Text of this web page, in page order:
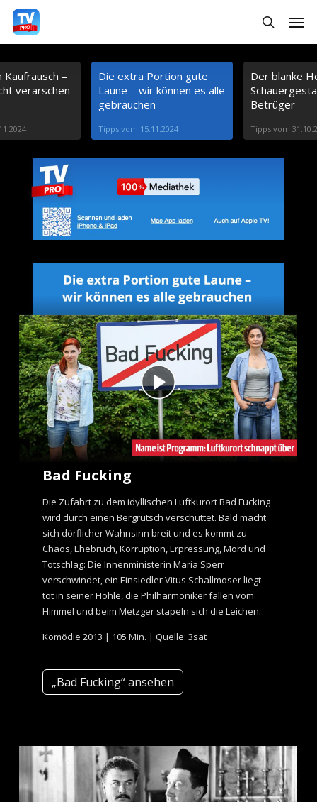
i
p
o
search
Menu
Kaufrausch –
verarschen
Die extra Portion gute
Laune – wir können es alle
gebrauchen
Tipps vom 15.11.2024
Der blanke
Betrüger
Tipps vom
Bad Fucking
Die Zufahrt zu dem idyllischen Luftkurort Bad Fucking
wird durch einen Bergrutsch verschüttet. Bald macht
sich dörflicher Wahnsinn breit und es kommt zu
Chaos, Ehebruch, Korruption, Erpressung, Mord und
Totschlag: Die Innenministerin Maria Sperr
verschwindet, ein Einsiedler Vitus Schallmoser liegt
tot in seiner Höhle, die Philharmoniker fallen vom
Himmel und beim Metzger stapeln sich die Leichen.
Komödie 2013 | 105 Min. | Quelle: 3sat
„Bad Fucking“ ansehen